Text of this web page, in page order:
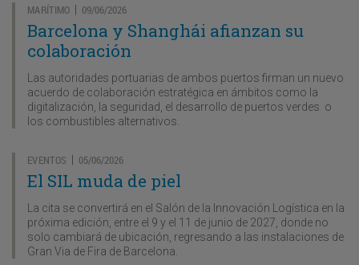
MARÍTIMO | 09/06/2026
Barcelona y Shanghái afianzan su
colaboración
Las autoridades portuarias de ambos puertos firman un nuevo
acuerdo de colaboración estratégica en ámbitos como la
digitalización, la seguridad, el desarrollo de puertos verdes o
los combustibles alternativos.
EVENTOS | 05/06/2026
El SIL muda de piel
La cita se convertirá en el Salón de la Innovación Logística en la
próxima edición, entre el 9 y el 11 de junio de 2027, donde no
solo cambiará de ubicación, regresando a las instalaciones de
Gran Via de Fira de Barcelona.